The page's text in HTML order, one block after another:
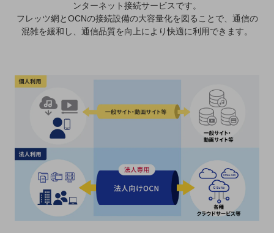
人材不足解消
業種・業態で探す
一次産業
医療・介護
モビリティ
製造・建設業
小売業
ンターネット接続サービスです。
フレッツ網とOCNの接続設備の大容量化を図ることで、 通信の
混雑を緩和し、通信品質を向上により快適に利用できます。